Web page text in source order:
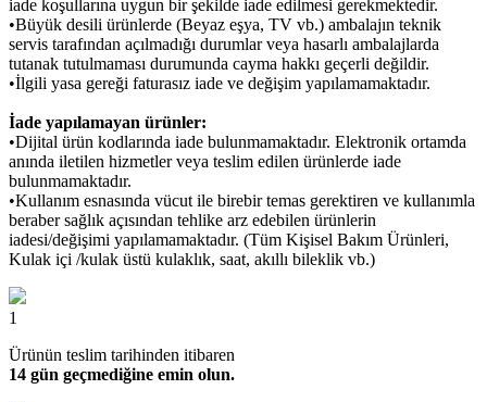
iade koşullarına uygun bir şekilde iade edilmesi gerekmektedir.
•Büyük desili ürünlerde (Beyaz eşya, TV vb.) ambalajın teknik
servis tarafından açılmadığı durumlar veya hasarlı ambalajlarda
tutanak tutulmaması durumunda cayma hakkı geçerli değildir.
•İlgili yasa gereği faturasız iade ve değişim yapılamamaktadır.
İade yapılamayan ürünler:
•Dijital ürün kodlarında iade bulunmamaktadır. Elektronik ortamda
anında iletilen hizmetler veya teslim edilen ürünlerde iade
bulunmamaktadır.
•Kullanım esnasında vücut ile birebir temas gerektiren ve kullanımla
beraber sağlık açısından tehlike arz edebilen ürünlerin
iadesi/değişimi yapılamamaktadır. (Tüm Kişisel Bakım Ürünleri,
Kulak içi /kulak üstü kulaklık, saat, akıllı bileklik vb.)
1
Ürünün teslim tarihinden itibaren
14 gün geçmediğine emin olun.